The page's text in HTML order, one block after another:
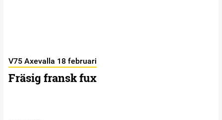
V75 Axevalla 18 februari
Fräsig fransk fux